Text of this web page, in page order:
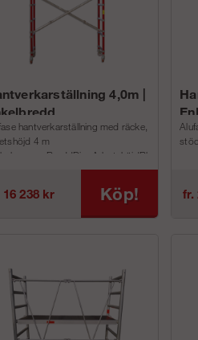
4,0m |
hantverkarställning med räcke,
4 m
16 238 kr Köp! fr.